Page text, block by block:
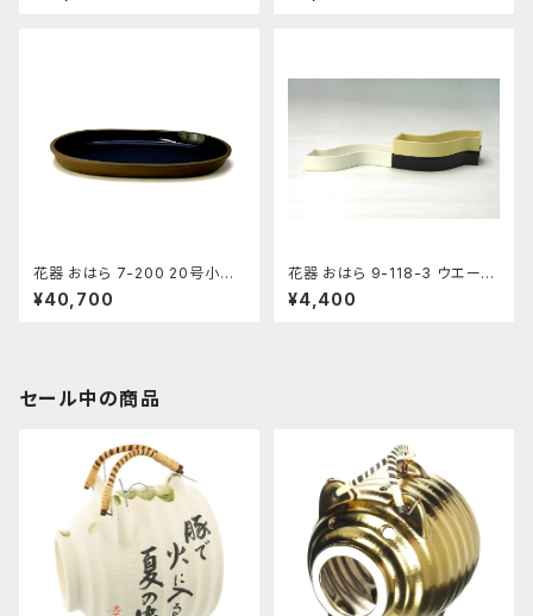
花器 おはら 7-200 20号小判
水盤 花瓶 フラワーベース 水盤
¥40,700
花器 おはら 9-118-3 ウエーブ
小黒ツヤ 花瓶 フラワーベース
水盤
¥4,400
セール中の商品